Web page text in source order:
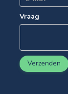
Vraag
Verzenden